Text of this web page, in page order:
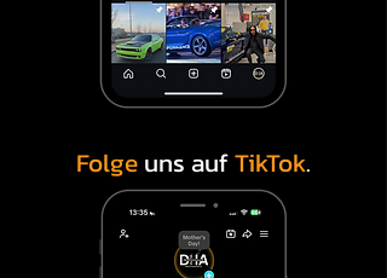
Dortmund ist einer der
Ruhrgebiet. Genau deshalb steigt
die Nachfrage nach us cars in
dortmund kontinuierlich. Kunden
wollen kurze Wege, transparente
Abläufe und Fahrzeuge, die sofort
Folgeuns aufTikTok.